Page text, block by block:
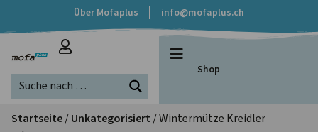
Über Mofaplus info@mofaplus.ch
Shop
Startseite/Unkategorisiert / Wintermütze Kreidler